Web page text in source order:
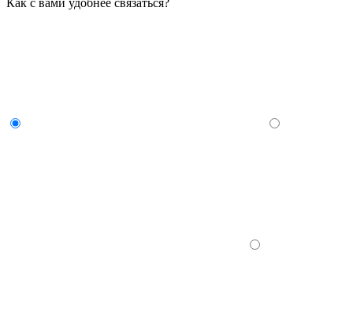
Как с вами удобнее связаться?